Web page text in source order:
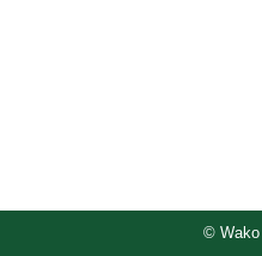
© Wako